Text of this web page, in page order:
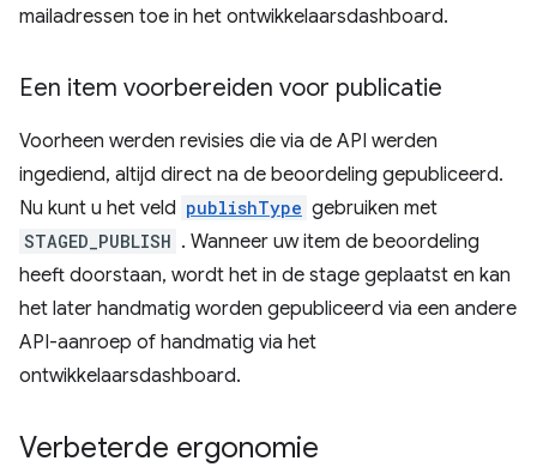
mailadressen toe in het ontwikkelaarsdashboard.
Een item voorbereiden voor publicatie
Voorheen werden revisies die via de API werden
ingediend, altijd direct na de beoordeling gepubliceerd.
Nu kunt u het veld publishType gebruiken met
STAGED_PUBLISH . Wanneer uw item de beoordeling
heeft doorstaan, wordt het in de stage geplaatst en kan
het later handmatig worden gepubliceerd via een andere
API-aanroep of handmatig via het
ontwikkelaarsdashboard.
Verbeterde ergonomie